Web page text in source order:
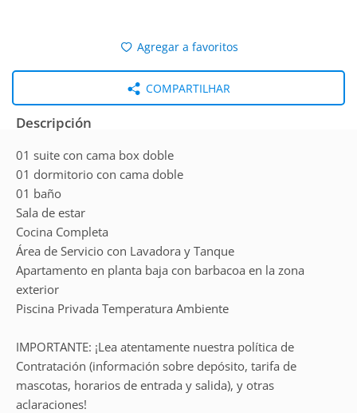
Agregar a favoritos
COMPARTILHAR
Descripción
01 suite con cama box doble
01 dormitorio con cama doble
01 baño
Sala de estar
Cocina Completa
Área de Servicio con Lavadora y Tanque
Apartamento en planta baja con barbacoa en la zona
exterior
Piscina Privada Temperatura Ambiente
IMPORTANTE: ¡Lea atentamente nuestra política de
Contratación (información sobre depósito, tarifa de
mascotas, horarios de entrada y salida), y otras
aclaraciones!